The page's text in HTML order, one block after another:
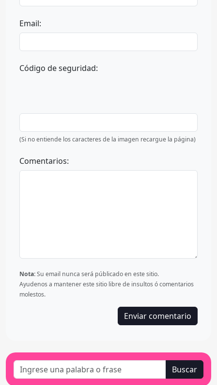
Email:
Código de seguridad:
(Si no entiende los caracteres de la imagen recargue la página)
Comentarios:
Nota:Su email nunca será públicado en este sitio.
Ayudenos a mantener este sitio libre de insultos ó comentarios
molestos.
Enviar comentario
Buscar